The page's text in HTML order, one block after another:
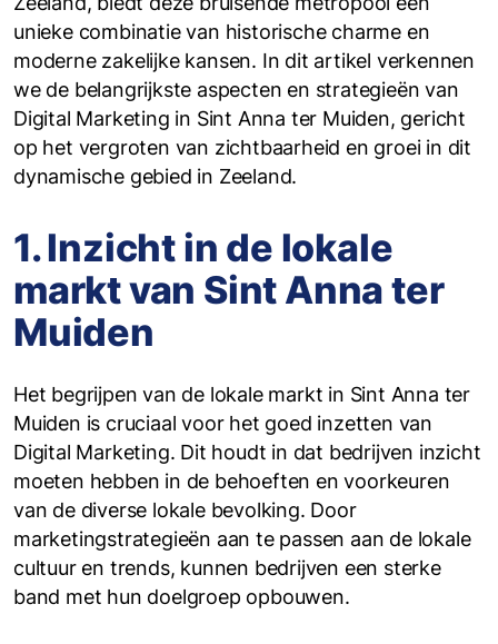
unieke combinatie van historische charme en
moderne zakelijke kansen. In dit artikel verkennen
we de belangrijkste aspecten en strategieën van
Digital Marketing in Sint Anna ter Muiden, gericht
op het vergroten van zichtbaarheid en groei in dit
dynamische gebied in Zeeland.
1. Inzicht in de lokale
markt van Sint Anna ter
Muiden
Het begrijpen van de lokale markt in Sint Anna ter
Muiden is cruciaal voor het goed inzetten van
Digital Marketing. Dit houdt in dat bedrijven inzicht
moeten hebben in de behoeften en voorkeuren
van de diverse lokale bevolking. Door
marketingstrategieën aan te passen aan de lokale
cultuur en trends, kunnen bedrijven een sterke
band met hun doelgroep opbouwen.